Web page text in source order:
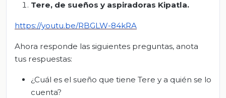
Tere, de sueños y aspiradoras Kipatla.
https://youtu.be/RBGLW-84kRA
Ahora responde las siguientes preguntas, anota
tus respuestas:
¿Cuál es el sueño que tiene Tere y a quién se lo
cuenta?